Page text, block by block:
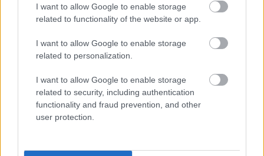
I want to allow Google to enable storage
related to functionality of the website or app.
I want to allow Google to enable storage
related to personalization.
I want to allow Google to enable storage
related to security, including authentication
functionality and fraud prevention, and other
user protection.
aminek a The Walking Dead- és Breaking Bad-
univerzumo(ka)t köszönhetjük, és ami itthon a
Spektrum TV-t (is) működteti. Azt a Spektrumot,
amin a…